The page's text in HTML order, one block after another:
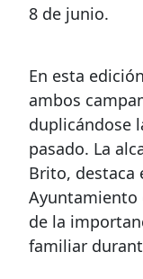
8 de junio.
En esta
ambos
duplicándose
pasado. La
Brito, destaca
Ayuntamiento
de la
familiar